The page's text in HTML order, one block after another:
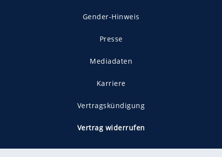
Gender-Hinweis
Presse
Mediadaten
Karriere
Vertragskündigung
Vertrag widerrufen